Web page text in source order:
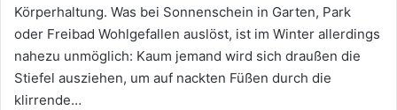
Körperhaltung. Was bei Sonnenschein in Garten, Park
oder Freibad Wohlgefallen auslöst, ist im Winter allerdings
nahezu unmöglich: Kaum jemand wird sich draußen die
Stiefel ausziehen, um auf nackten Füßen durch die
klirrende…